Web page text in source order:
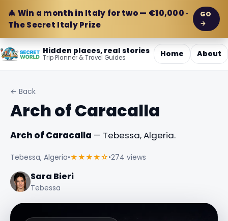
🎄 Win a month in Italy for two — €10,000 ·
The Secret Italy Prize
GO
→
Hidden places, real stories
Trip Planner & Travel Guides Home About
← Back
Arch of Caracalla
Arch of Caracalla — Tebessa, Algeria.
Tebessa, Algeria•★★★★☆•274 views
Sara Bieri
Tebessa